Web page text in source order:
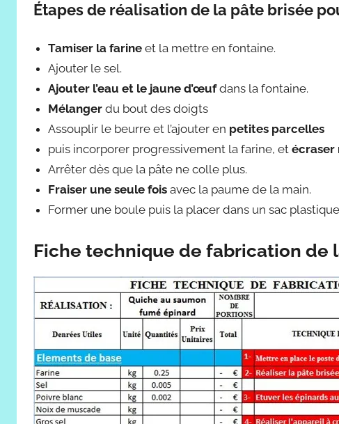
Étapes de réalisation de la pâte brisée
Tamiser la farineet la mettre en fontaine.
Ajouter le sel.
Ajouter l’eau et le jaune d’œufdans la fontaine.
Mélanger du bout des doigts
Assouplir le beurre et l’ajouter en petites parcelles
puis incorporer progressivement la farine, etécraser
Arrêter dès que la pâte ne colle plus.
Fraiser une seule fois avec la paume de la main.
Former une boule puis la placer dans un sac
Fiche technique de fabrication de